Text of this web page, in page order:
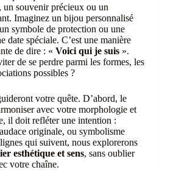
un souvenir précieux ou un
Imaginez un bijou personnalisé
symbole de protection ou une
date spéciale. C’est une manière
de dire : « Voici qui je suis ».
de se perdre parmi les formes, les
possibles ?
votre quête. D’abord, le
avec votre morphologie et
il doit refléter une intention :
originale, ou symbolisme
qui suivent, nous explorerons
esthétique et sens, sans oublier
votre chaîne.